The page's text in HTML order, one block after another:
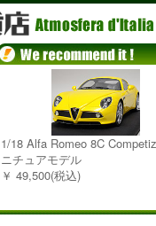
1/18 Alfa Romeo 8C
ニチュアモデル
￥ 49,500(税込)